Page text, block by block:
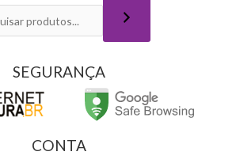
SEGURANÇA
CONTA